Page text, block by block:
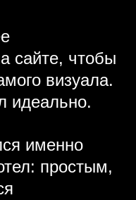
сайте, чтобы
визуала.
идеально.
именно
простым,